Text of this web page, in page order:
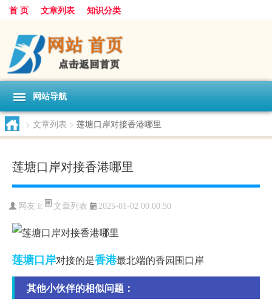
首 页 文章列表 知识分类
网站导航
> 文章列表 > 莲塘口岸对接香港哪里
莲塘口岸对接香港哪里
网友:lt 文章列表 2025-01-02 00:00:50
莲塘口岸对接的是香港最北端的香园围口岸
其他小伙伴的相似问题：